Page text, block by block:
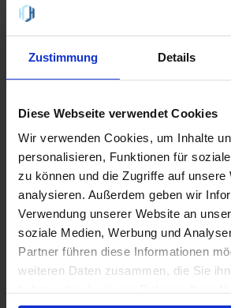
Zustimmung Details
Diese Webseite verwendet Cookies
Wir verwenden Cookies, um Inhalte
personalisieren, Funktionen für
zu können und die Zugriffe auf unsere
analysieren. Außerdem geben wir
Verwendung unserer Website an
soziale Medien, Werbung und
Partner führen diese Informationen
weiteren Daten zusammen, die Sie
5G
QR-Code
bei Google nach